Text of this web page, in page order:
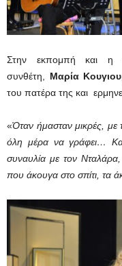
Στην εκπομπή και η
συνθέτη, Μαρία
του πατέρα της και
«Όταν ήμασταν μικρές,
όλη μέρα να γράφει…
συναυλία με τον
που άκουγα στο σπίτι, τα